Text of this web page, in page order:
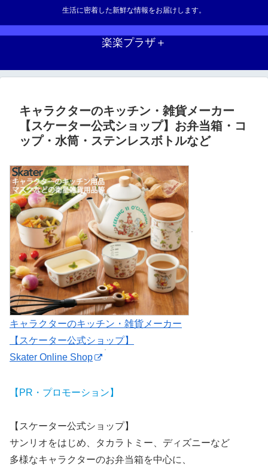
生活に密着した新鮮な情報をお届けします。
楽楽プラザ＋
キャラクターのキッチン・雑貨メーカー
【スケーター公式ショップ】お弁当箱・コ
ップ・水筒・ステンレスボトルなど
キャラクターのキッチン・雑貨メーカー
【スケーター公式ショップ】
Skater Online Shop
【PR・プロモーション】
【スケーター公式ショップ】
サンリオをはじめ、タカラトミー、ディズニーなど
多様なキャラクターのお弁当箱を中心に、